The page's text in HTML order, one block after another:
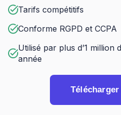
Tarifs compétitifs
Conforme RGPD et CCPA
Utilisé par plus d’1 million
année